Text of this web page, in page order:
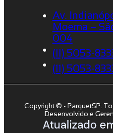
Av.
Moema –
004
(11) 5053-
(11) 5053-
Copyright © - ParquetSP.
Desenvolvido e
Atualizado